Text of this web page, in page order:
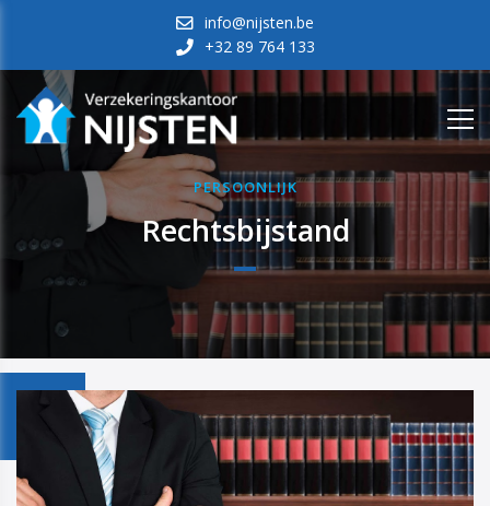
info@nijsten.be
+32 89 764 133
PERSOONLIJK
Rechtsbijstand